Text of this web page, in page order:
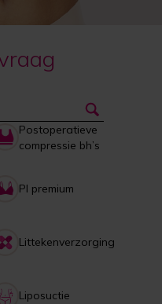
Postoperatieve
compressie bh’s
PI premium
Littekenverzorging
Liposuctie